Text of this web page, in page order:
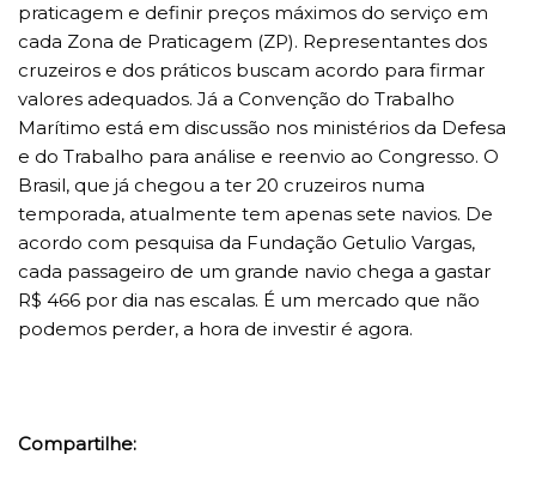
praticagem e definir preços máximos do serviço em
cada Zona de Praticagem (ZP). Representantes dos
cruzeiros e dos práticos buscam acordo para firmar
valores adequados. Já a Convenção do Trabalho
Marítimo está em discussão nos ministérios da Defesa
e do Trabalho para análise e reenvio ao Congresso. O
Brasil, que já chegou a ter 20 cruzeiros numa
temporada, atualmente tem apenas sete navios. De
acordo com pesquisa da Fundação Getulio Vargas,
cada passageiro de um grande navio chega a gastar
R$ 466 por dia nas escalas. É um mercado que não
podemos perder, a hora de investir é agora.
Compartilhe: